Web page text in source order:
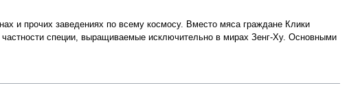
и прочих заведениях по всему космосу. Вместо мяса граждане Клики
специи, выращиваемые исключительно в мирах Зенг-Ху. Основными